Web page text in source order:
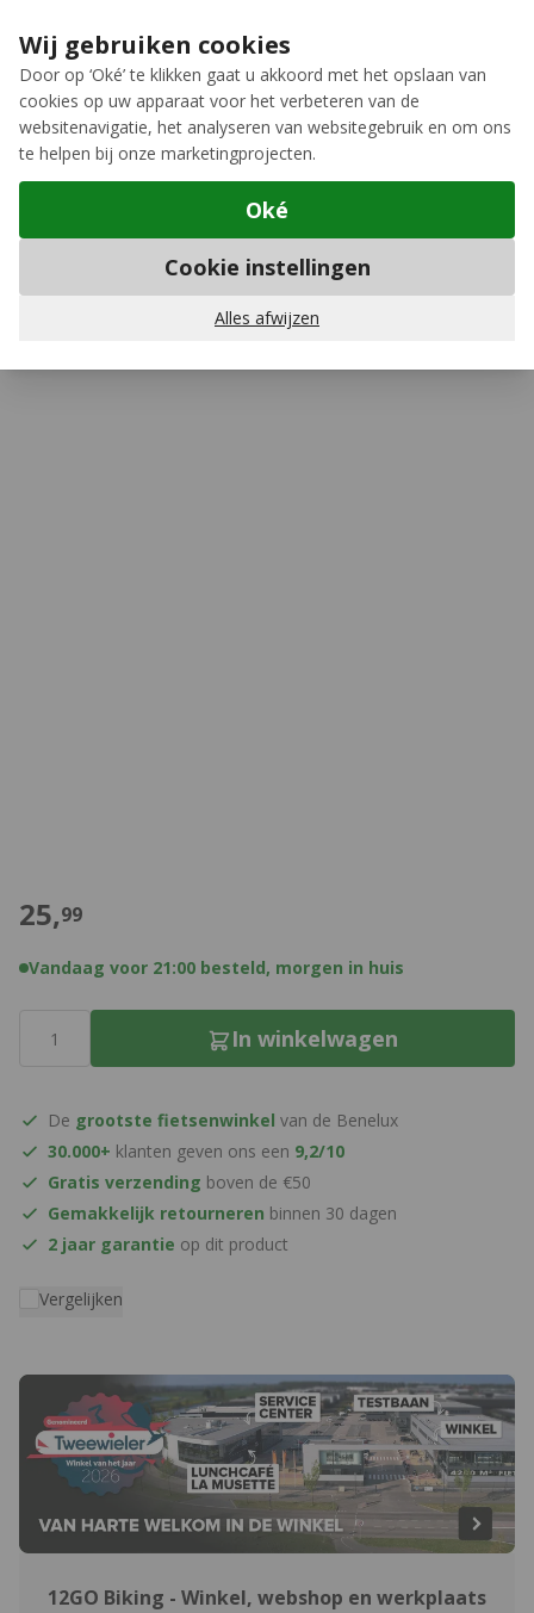
Wij gebruiken cookies
Door op ‘Oké’ te klikken gaat u akkoord met het opslaan van
cookies op uw apparaat voor het verbeteren van de
websitenavigatie, het analyseren van websitegebruik en om ons
te helpen bij onze marketingprojecten.
Oké
Cookie instellingen
Alles afwijzen
Meer keuze, meer plezier
12GO Biking
Mountainbike achterspatborden
€
25,99
Vandaag voor 21:00 besteld, morgen in huis
In winkelwagen
De grootste fietsenwinkel van de Benelux
30.000+ klanten geven ons een 9,2/10
Gratis verzending boven de €50
Gemakkelijk retourneren binnen 30 dagen
2 jaar garantie op dit product
Vergelijken
12GO Biking - Winkel, webshop en werkplaats
BFD-16R GrandProtect MTB